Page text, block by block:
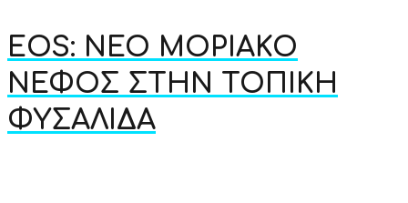
EOS: ΝΕΟ ΜΟΡΙΑΚΟ
ΝΕΦΟΣ ΣΤΗΝ ΤΟΠΙΚΗ
ΦΥΣΑΛΙΔΑ